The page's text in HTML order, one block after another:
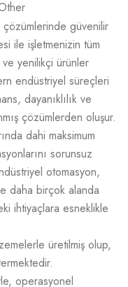
güvenilir
ile işletmenizin tüm
ve yenilikçi ürünler
endüstriyel süreçleri
dayanıklılık ve
çözümlerden oluşur.
dahi maksimum
sorunsuz
otomasyon,
daha birçok alanda
ihtiyaçlara esneklikle
üretilmiş olup,
operasyonel